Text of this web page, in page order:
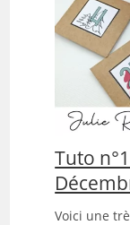
Tuto
Voici une